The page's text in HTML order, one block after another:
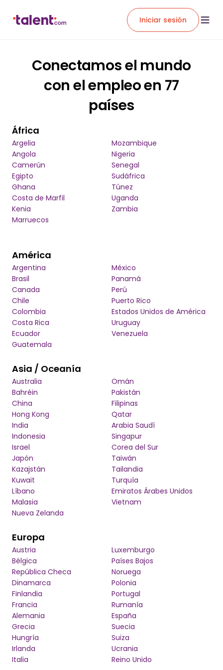
Iniciar sesión
Conectamos el mundo
con el empleo en 77
países
África
Argelia
Angola
Camerún
Egipto
Ghana
Costa de Marfil
Kenia
Marruecos
Mozambique
Nigeria
Senegal
Sudáfrica
Túnez
Uganda
Zambia
América
Argentina
Brasil
Canada
Chile
Colombia
Costa Rica
Ecuador
Guatemala
México
Panamá
Perú
Puerto Rico
Estados Unidos de América
Uruguay
Venezuela
Asia / Oceanía
Australia
Bahréin
China
Hong Kong
India
Indonesia
Israel
Japón
Kazajstán
Kuwait
Líbano
Malasia
Nueva Zelanda
Omán
Pakistán
Filipinas
Qatar
Arabia Saudí
Singapur
Corea del Sur
Taiwán
Tailandia
Turquía
Emiratos Árabes Unidos
Vietnam
Europa
Austria
Bélgica
República Checa
Dinamarca
Finlandia
Francia
Alemania
Grecia
Hungría
Irlanda
Italia
Luxemburgo
Países Bajos
Noruega
Polonia
Portugal
Rumanía
España
Suecia
Suiza
Ucrania
Reino Unido